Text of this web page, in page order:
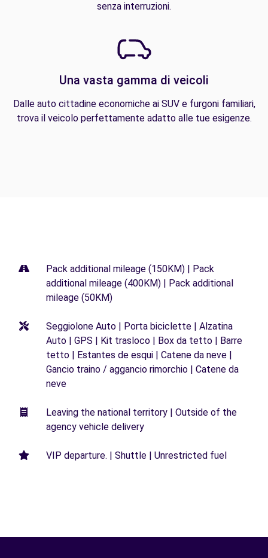
senza interruzioni.
Una vasta gamma di veicoli
Dalle auto cittadine economiche ai SUV e furgoni familiari,
trova il veicolo perfettamente adatto alle tue esigenze.
Pack additional mileage (150KM) | Pack
additional mileage (400KM) | Pack additional
mileage (50KM)
Seggiolone Auto | Porta biciclette | Alzatina
Auto | GPS | Kit trasloco | Box da tetto | Barre
tetto | Estantes de esqui | Catene da neve |
Gancio traino / aggancio rimorchio | Catene da
neve
Leaving the national territory | Outside of the
agency vehicle delivery
VIP departure. | Shuttle | Unrestricted fuel